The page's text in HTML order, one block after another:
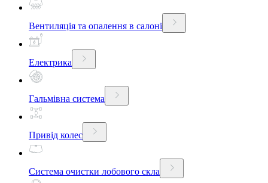
Вентиляція та опалення в салоні
Електрика
Гальмівна система
Привід колес
Система очистки лобового скла